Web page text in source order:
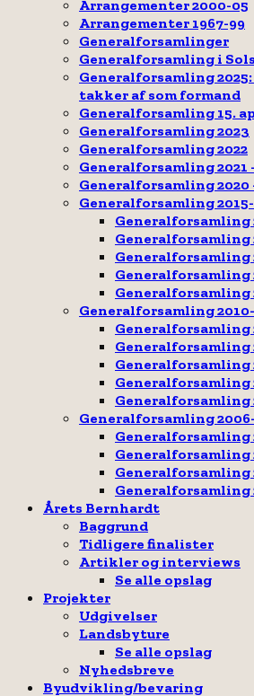
Arrangementer 2000-05
Arrangementer 1967-99
Generalforsamlinger
Generalforsamling i
Generalforsamling
takker af som formand
Generalforsamling 15.
Generalforsamling 2023
Generalforsamling 2022
Generalforsamling 2021
Generalforsamling 2020
Generalforsamling 2015-
Generalforsamling
Generalforsamling
Generalforsamling
Generalforsamling
Generalforsamling
Generalforsamling
Generalforsamling
Generalforsamling
Generalforsamling
Generalforsamling
Generalforsamling
Generalforsamling
Generalforsamling
Generalforsamling
Generalforsamling
Generalforsamling
Årets Bernhardt
Baggrund
Tidligere finalister
Artikler og interviews
Se alle opslag
Projekter
Udgivelser
Landsbyture
Se alle opslag
Nyhedsbreve
Byudvikling/bevaring